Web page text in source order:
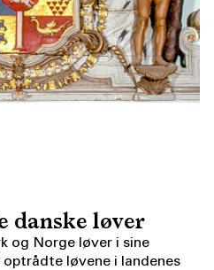
danske løver
og Norge løver i sine
løvene i landenes